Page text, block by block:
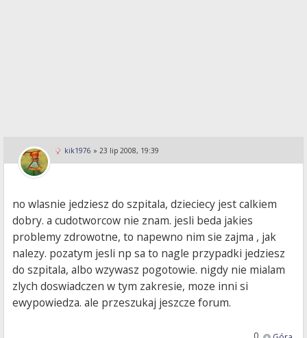
kik1976 » 23 lip 2008, 19:39
no wlasnie jedziesz do szpitala, dzieciecy jest calkiem
dobry. a cudotworcow nie znam. jesli beda jakies
problemy zdrowotne, to napewno nim sie zajma , jak
nalezy. pozatym jesli np sa to nagle przypadki jedziesz
do szpitala, albo wzywasz pogotowie. nigdy nie mialam
zlych doswiadczen w tym zakresie, moze inni si
ewypowiedza. ale przeszukaj jeszcze forum.
0